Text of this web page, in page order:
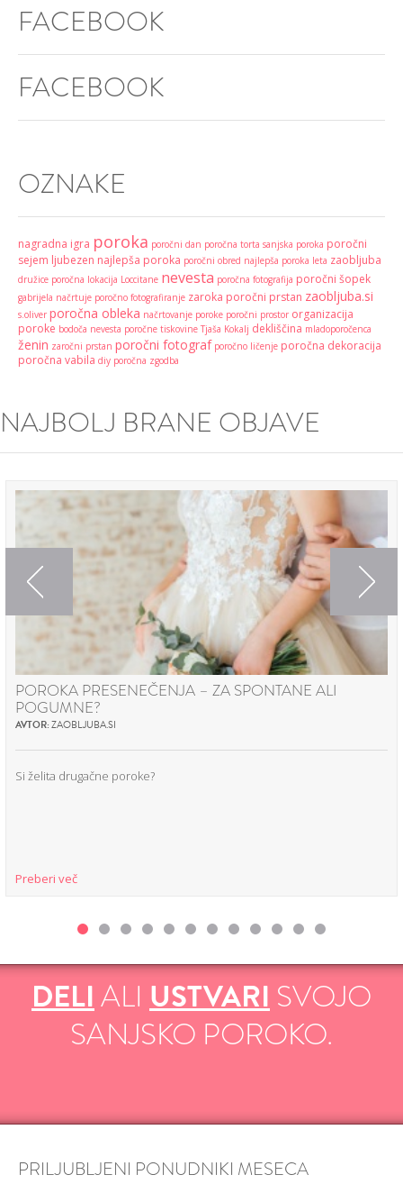
FACEBOOK
FACEBOOK
OZNAKE
nagradna igra poroka poročni dan poročna torta sanjska poroka poročni
sejem ljubezen najlepša poroka poročni obred najlepša poroka leta zaobljuba
družice poročna lokacija Loccitane nevesta poročna fotografija poročni šopek
gabrijela načrtuje poročno fotografiranje zaroka poročni prstan zaobljuba.si
s.oliver poročna obleka načrtovanje poroke poročni prostor organizacija
poroke bodoča nevesta poročne tiskovine Tjaša Kokalj dekliščina mladoporočenca
ženin zaročni prstan poročni fotograf poročno ličenje poročna dekoracija
poročna vabila diy poročna zgodba
NAJBOLJ BRANE OBJAVE
Previous
POROKA PRESENEČENJA – ZA SPONTANE ALI
POGUMNE?
AVTOR:ZAOBLJUBA.SI
Si želita drugačne poroke?
Preberi več
Next
DELIALI USTVARI SVOJO
SANJSKO POROKO.
PRILJUBLJENI PONUDNIKI MESECA